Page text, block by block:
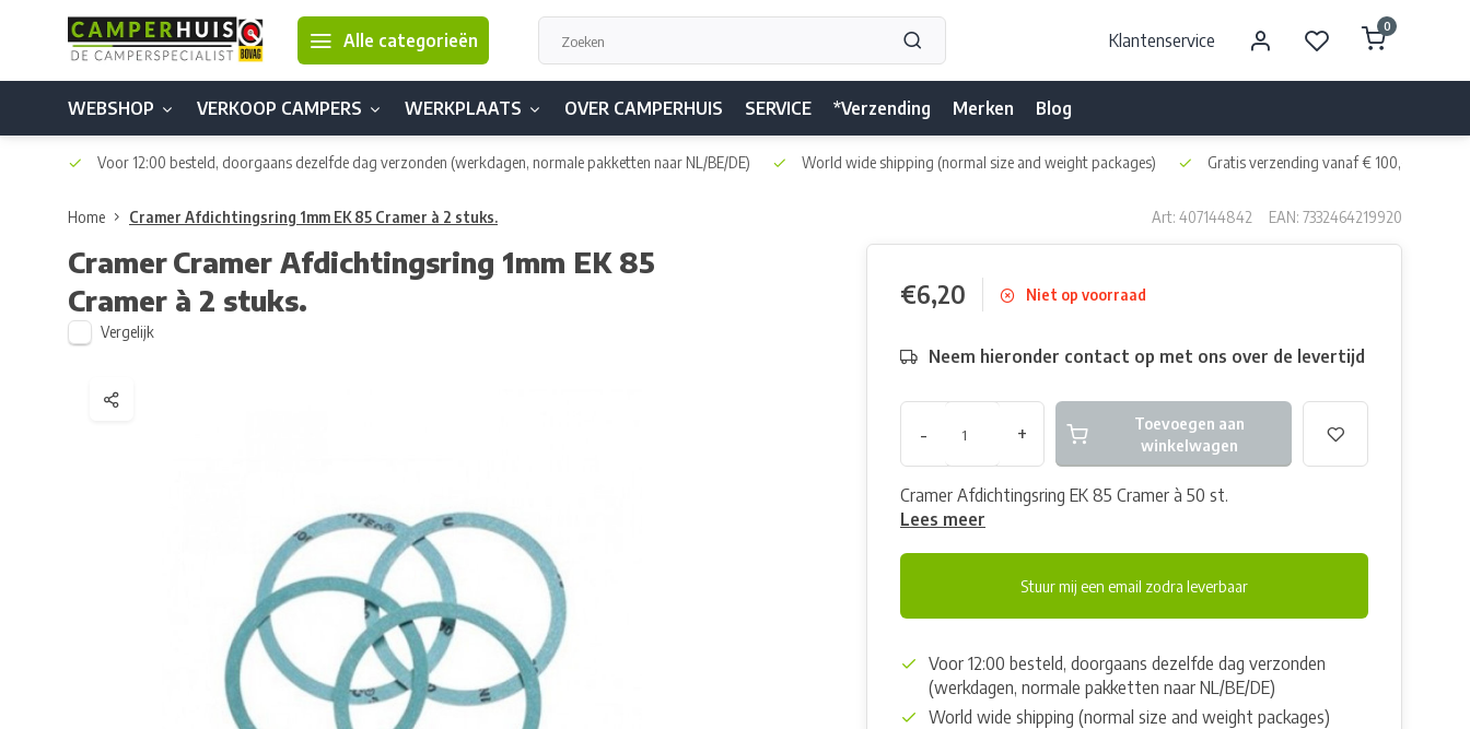
Alle categorieën Klantenservice
0
WEBSHOP VERKOOP CAMPERS WERKPLAATS OVER CAMPERHUIS SERVICE *Verzending Merken Blog
Voor 12:00 besteld, doorgaans dezelfde dag verzonden (werkdagen, normale pakketten naar NL/BE/DE) World wide shipping (normal size and weight packages) Gratis verzending vanaf € 100,- naar NL
Home Cramer Afdichtingsring 1mm EK 85 Cramer à 2 stuks. Art: 407144842 EAN: 7332464219920
CramerCramer Afdichtingsring 1mm EK 85
Cramer à 2 stuks.
Vergelijk
€6,20 Niet op voorraad
Neem hieronder contact op met ons over de levertijd
- +
Toevoegen aan
winkelwagen
Cramer Afdichtingsring EK 85 Cramer à 50 st.
Lees meer
Stuur mij een email zodra leverbaar
Voor 12:00 besteld, doorgaans dezelfde dag verzonden
(werkdagen, normale pakketten naar NL/BE/DE)
World wide shipping (normal size and weight packages)